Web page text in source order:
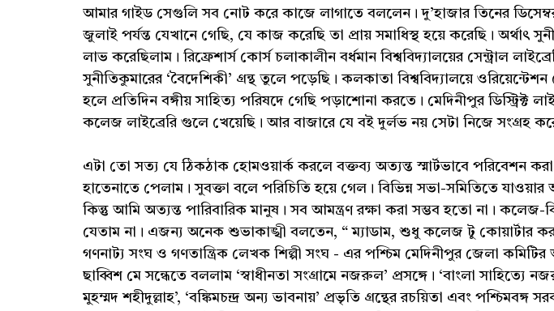
আমার গাইড সেগুলি সব নোট করে কাজে লাগাতে বললেন। দু’হাজার তিনের
জুলাই পর্যন্ত যেখানে গেছি, যে কাজ করেছি তা প্রায় সমাধিস্থ হয়ে করেছি। অর্থাৎ
লাভ করেছিলাম। রিফ্রেশার্স কোর্স চলাকালীন বর্ধমান বিশ্ববিদ্যালয়ের সেন্ট্রাল
সুনীতিকুমারের ‘বৈদেশিকী’ গ্রন্থ তুলে পড়েছি। কলকাতা বিশ্ববিদ্যালয়ে ওরিয়েন্টেশন
হলে প্রতিদিন বঙ্গীয় সাহিত্য পরিষদে গেছি পড়াশোনা করতে। মেদিনীপুর ডিস্ট্রিক্ট
কলেজ লাইব্রেরি গুলে খেয়েছি। আর বাজারে যে বই দুর্লভ নয় সেটা নিজে সংগ্রহ
এটা তো সত্য যে ঠিকঠাক হোমওয়ার্ক করলে বক্তব্য অত্যন্ত স্মার্টভাবে পরিবেশন
হাতেনাতে পেলাম। সুবক্তা বলে পরিচিতি হয়ে গেল। বিভিন্ন সভা-সমিতিতে
কিন্তু আমি অত্যন্ত পারিবারিক মানুষ। সব আমন্ত্রণ রক্ষা করা সম্ভব হতো না। কলেজ-
যেতাম না। এজন্য অনেক শুভাকাঙ্খী বলতেন, “ ম্যাডাম, শুধু কলেজ টু কোয়ার্টার
গণনাট্য সংঘ ও গণতান্ত্রিক লেখক শিল্পী সংঘ - এর পশ্চিম মেদিনীপুর জেলা কমিটির
ছাব্বিশ মে সন্ধেতে বললাম ‘স্বাধীনতা সংগ্রামে নজরুল’ প্রসঙ্গে। ‘বাংলা সাহিত্যে
মুহম্মদ শহীদুল্লাহ’, ‘বঙ্কিমচন্দ্র অন্য ভাবনায়’ প্রভৃতি গ্রন্থের রচয়িতা এবং পশ্চিমবঙ্গ